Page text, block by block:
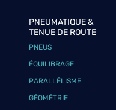
PNEUMATIQUE &
TENUE DE ROUTE
PNEUS
ÉQUILIBRAGE
PARALLÉLISME
GÉOMÉTRIE